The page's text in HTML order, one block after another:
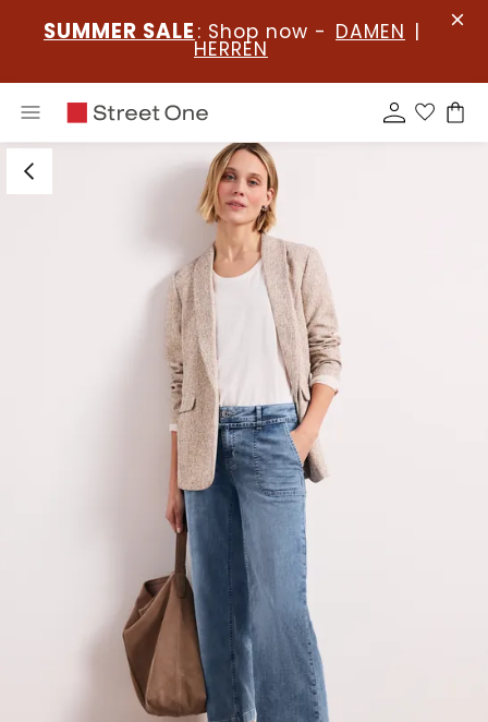
SUMMER SALE : Shop now - DAMEN |
HERREN